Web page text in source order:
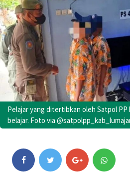
Pelajar yang ditertibkan oleh Satpol PP
belajar. Foto via